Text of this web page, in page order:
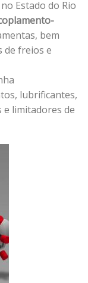
Estado do Rio
bem
de freios e
lubrificantes,
e limitadores de